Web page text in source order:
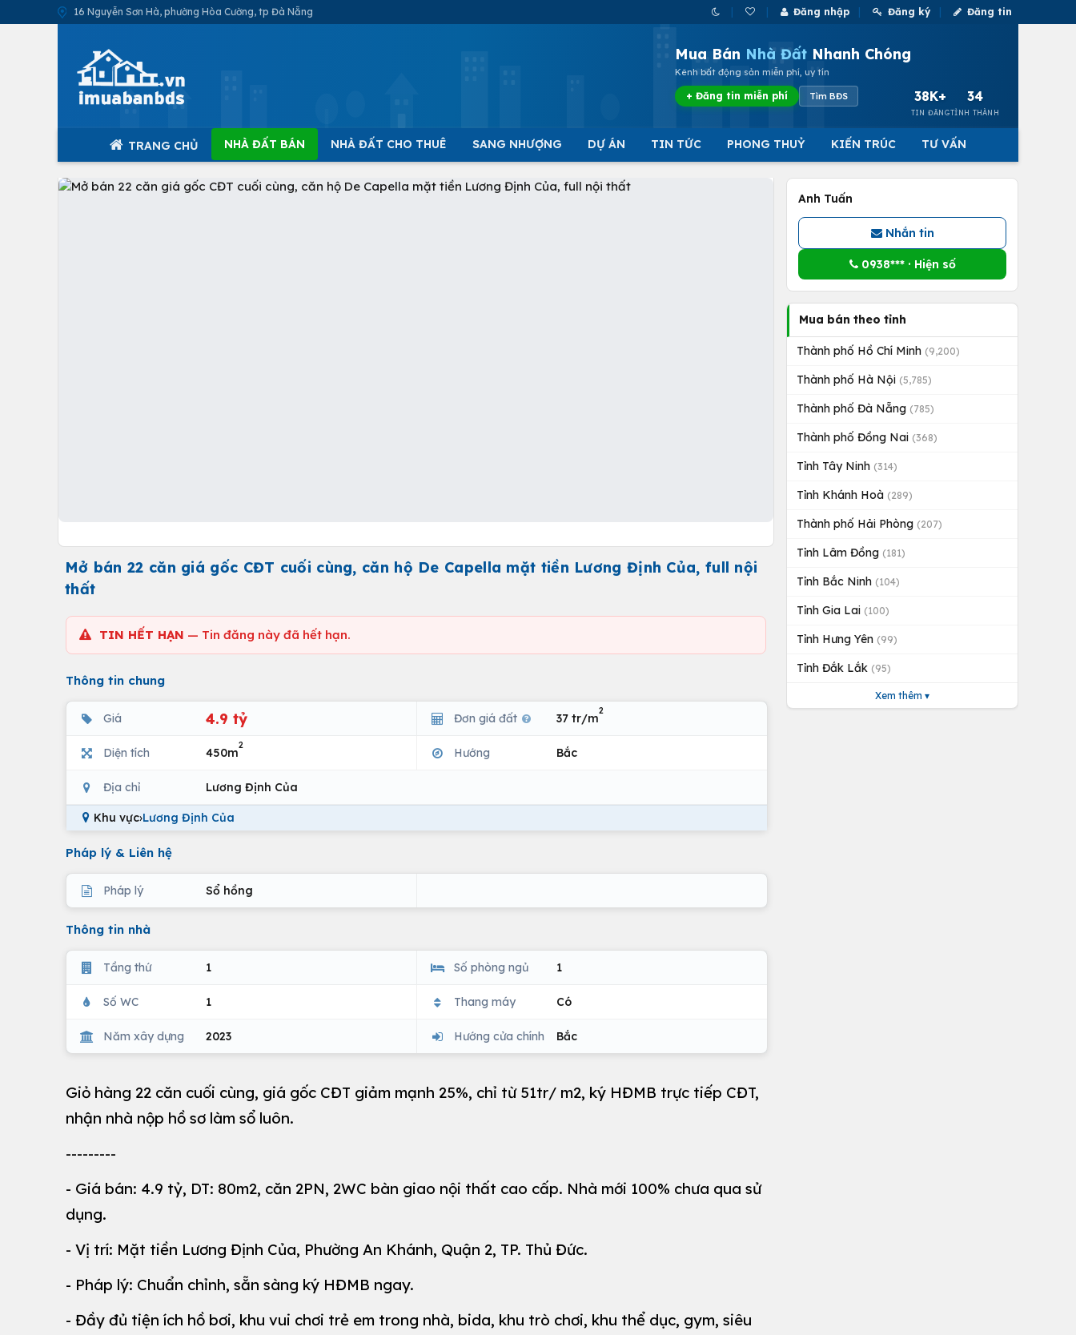
16 Nguyễn Sơn Hà, phường Hòa Cường, tp Đà Nẵng Đăng nhập Đăng ký Đăng tin
Mua Bán Nhà Đất Nhanh Chóng
Kênh bất động sản miễn phí, uy tín
+ Đăng tin miễn phí Tìm BĐS 38K+
TIN ĐĂNG
34
TỈNH THÀNH
TRANG CHỦ NHÀ ĐẤT BÁN NHÀ ĐẤT CHO THUÊ SANG NHƯỢNG DỰ ÁN TIN TỨC PHONG THUỶ KIẾN TRÚC TƯ VẤN
Mở bán 22 căn giá gốc CĐT cuối cùng, căn hộ De Capella mặt tiền Lương Định Của, full nội
thất
TIN HẾT HẠN — Tin đăng này đã hết hạn.
Thông tin chung
Giá 4.9 tỷ Đơn giá đất 37 tr/m
2
Diện tích 450m
2
Hướng Bắc
Địa chỉ Lương Định Của
Khu vực›Lương Định Của
Pháp lý & Liên hệ
Pháp lý Sổ hồng
Thông tin nhà
Tầng thứ 1 Số phòng ngủ 1
Số WC 1 Thang máy Có
Năm xây dựng 2023 Hướng cửa chính Bắc
Giỏ hàng 22 căn cuối cùng, giá gốc CĐT giảm mạnh 25%, chỉ từ 51tr/ m2, ký HĐMB trực tiếp CĐT,
nhận nhà nộp hồ sơ làm sổ luôn.
---------
- Giá bán: 4.9 tỷ, DT: 80m2, căn 2PN, 2WC bàn giao nội thất cao cấp. Nhà mới 100% chưa qua sử
dụng.
- Vị trí: Mặt tiền Lương Định Của, Phường An Khánh, Quận 2, TP. Thủ Đức.
- Pháp lý: Chuẩn chỉnh, sẵn sàng ký HĐMB ngay.
- Đầy đủ tiện ích hồ bơi, khu vui chơi trẻ em trong nhà, bida, khu trò chơi, khu thể dục, gym, siêu
Anh Tuấn
Nhắn tin
0938*** · Hiện số
Mua bán theo tỉnh
Thành phố Hồ Chí Minh (9,200)
Thành phố Hà Nội (5,785)
Thành phố Đà Nẵng (785)
Thành phố Đồng Nai (368)
Tỉnh Tây Ninh (314)
Tỉnh Khánh Hoà (289)
Thành phố Hải Phòng (207)
Tỉnh Lâm Đồng (181)
Tỉnh Bắc Ninh (104)
Tỉnh Gia Lai (100)
Tỉnh Hưng Yên (99)
Tỉnh Đắk Lắk (95)
Xem thêm ▾